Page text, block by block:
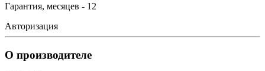
Гарантия, месяцев - 12
Авторизация
О производителе